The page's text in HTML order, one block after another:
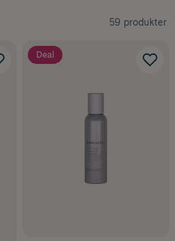
59 produkter
Deal